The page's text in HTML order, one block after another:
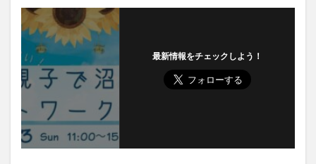
最新情報をチェックしよう！